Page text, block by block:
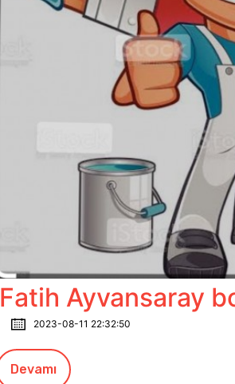
Fatih Ayvansaray
2023-08-11 22:32:50
Devamı